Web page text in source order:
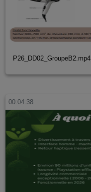
P26_DD02_GroupeB2.mp4
00:04:38